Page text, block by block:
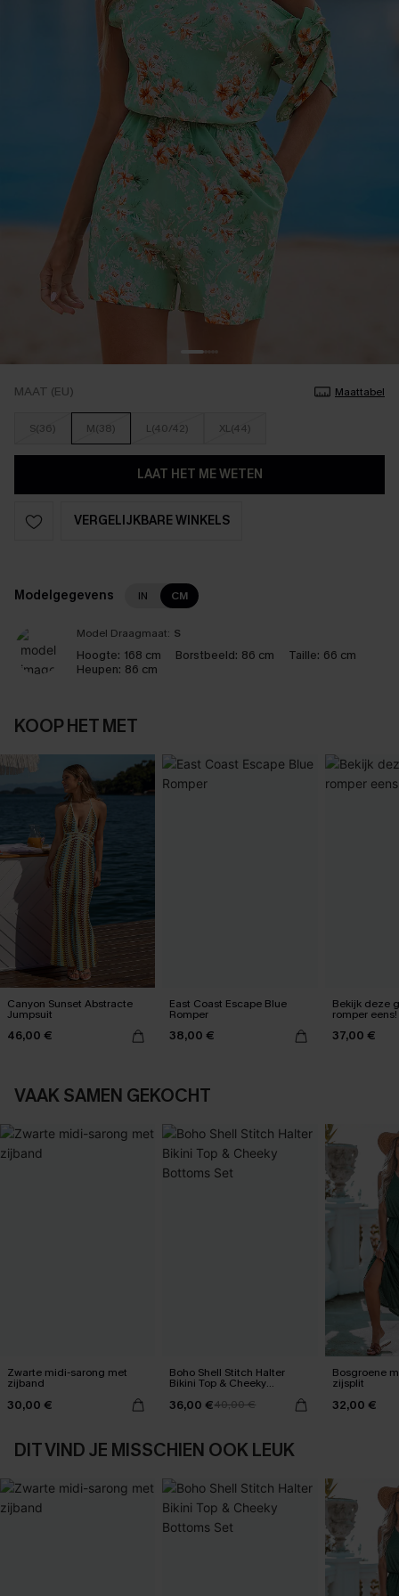
MAAT (EU) Maattabel
S(36) M(38) L(40/42) XL(44)
LAAT HET ME WETEN
VERGELIJKBARE WINKELS
Modelgegevens IN CM
Model Draagmaat: S
Hoogte: 168 cm Borstbeeld: 86 cm Taille: 66 cm
Heupen: 86 cm
KOOP HET MET
Canyon Sunset Abstracte
Jumpsuit
46,00 €
East Coast Escape Blue
Romper
38,00 €
Bekijk deze
romper eens!
37,00 €
VAAK SAMEN GEKOCHT
Zwarte midi-sarong met
zijband
30,00 €
Boho Shell Stitch Halter
Bikini Top & Cheeky
36,00 €40,00 €
Bosgroene
zijsplit
32,00 €
DIT VIND JE MISSCHIEN OOK LEUK